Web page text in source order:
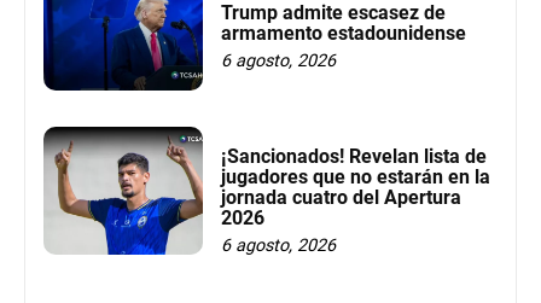
Trump admite escasez de
armamento estadounidense
6 agosto, 2026
¡Sancionados! Revelan lista de
jugadores que no estarán en la
jornada cuatro del Apertura
2026
6 agosto, 2026